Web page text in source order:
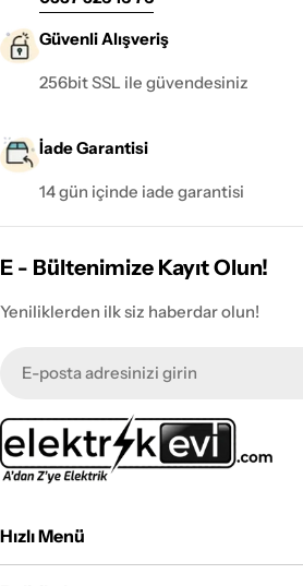
Güvenli Alışveriş
256bit SSL ile güvendesiniz
İade Garantisi
14 gün içinde iade garantisi
Hızlı Menü
E - Bültenimize Kayıt Olun!
Yeniliklerden ilk siz haberdar olun!
posta